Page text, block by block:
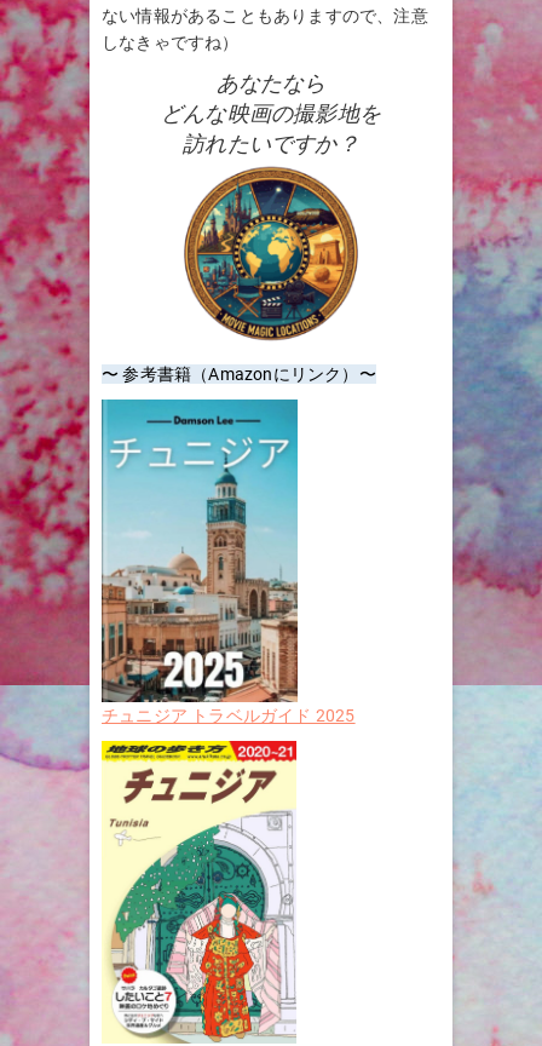
ない情報があることもありますので、注意
しなきゃですね）
あなたなら
どんな映画の撮影地を
訪れたいですか？
〜 参考書籍（Amazonにリンク）〜
チュニジア トラベルガイド 2025